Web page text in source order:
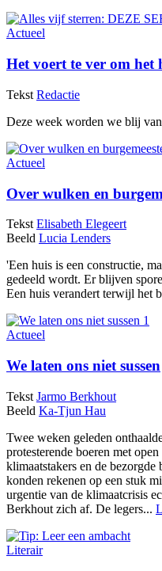
Actueel
Het voert te ver om het
Tekst Redactie
Deze week worden we blij
Actueel
Over wulken en
Tekst Elisabeth Elegeert
Beeld Lucia Lenders
'Een huis is een constructie,
gedeeld wordt. Er blijven
Een huis verandert terwijl het
Actueel
We laten ons niet sussen
Tekst Jarmo Berkhout
Beeld Ka-Tjun Hau
Twee weken geleden
protesterende boeren met
klimaatstakers en de
konden rekenen op een stuk
urgentie van de klimaatcrisis
Berkhout zich af. De legers...
Literair